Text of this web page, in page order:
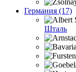
Германия (17)
Шталь